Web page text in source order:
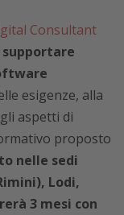
Consultant
supportare
esigenze, alla
aspetti di
proposto
nelle sedi
Lodi,
3 mesi con